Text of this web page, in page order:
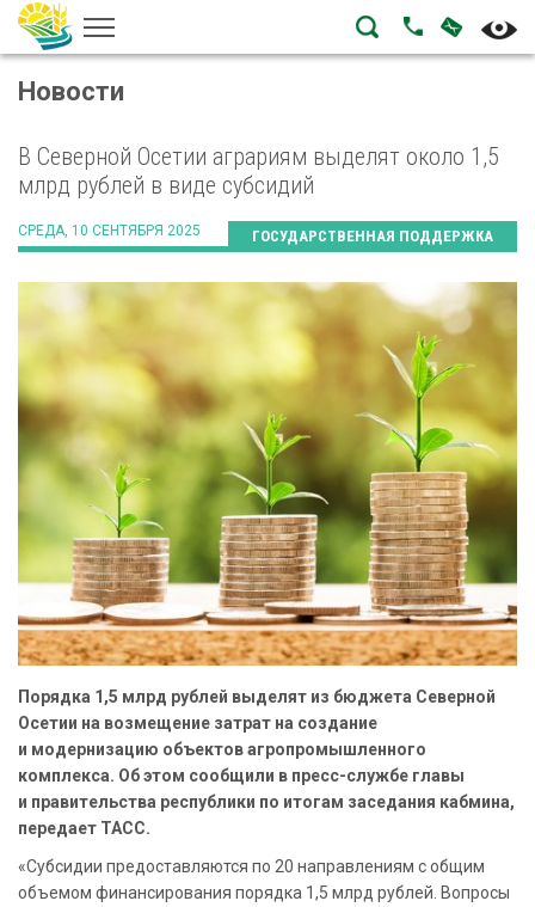
ПОЗВОНИТЬ
Новости
В Северной Осетии аграриям выделят около 1,5
млрд рублей в виде субсидий
ГОСУДАРСТВЕННАЯ ПОДДЕРЖКА
СРЕДА, 10 СЕНТЯБРЯ 2025
Порядка 1,5 млрд рублей выделят из бюджета Северной
Осетии на возмещение затрат на создание
и модернизацию объектов агропромышленного
комплекса. Об этом сообщили в пресс-службе главы
и правительства республики по итогам заседания кабмина,
передает ТАСС.
«Субсидии предоставляются по 20 направлениям с общим
объемом финансирования порядка 1,5 млрд рублей. Вопросы